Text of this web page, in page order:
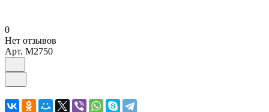
0
Нет отзывов
Арт. M2750